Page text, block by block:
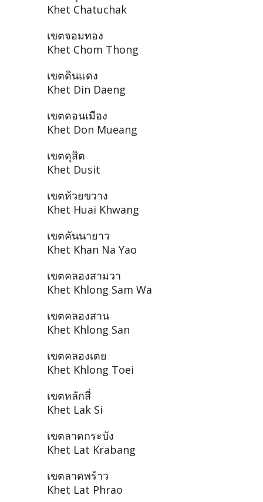
Khet Chatuchak
เขตจอมทอง
Khet Chom Thong
เขตดินแดง
Khet Din Daeng
เขตดอนเมือง
Khet Don Mueang
เขตดุสิต
Khet Dusit
เขตห้วยขวาง
Khet Huai Khwang
เขตคันนายาว
Khet Khan Na Yao
เขตคลองสามวา
Khet Khlong Sam Wa
เขตคลองสาน
Khet Khlong San
เขตคลองเตย
Khet Khlong Toei
เขตหลักสี่
Khet Lak Si
เขตลาดกระบัง
Khet Lat Krabang
เขตลาดพร้าว
Khet Lat Phrao